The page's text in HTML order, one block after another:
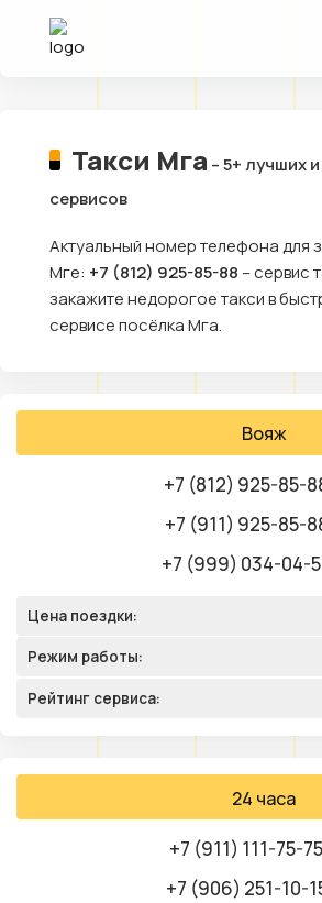
Такси Мга – 5+ лучших
сервисов
Актуальный номер телефона для
Мге: +7 (812) 925-85-88 – сервис
закажите недорогое такси в
сервисе посёлка Мга.
Вояж
+7 (812) 925-85-
+7 (911) 925-85-
+7 (999) 034-04-
Цена поездки:
Режим работы:
Рейтинг сервиса:
24 часа
+7 (911) 111-75-75
+7 (906) 251-10-